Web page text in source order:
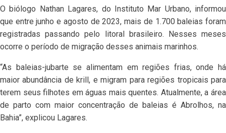
O biólogo Nathan Lagares, do Instituto Mar Urbano, informou
que entre junho e agosto de 2023, mais de 1.700 baleias foram
registradas passando pelo litoral brasileiro. Nesses meses
ocorre o período de migração desses animais marinhos.
“As baleias-jubarte se alimentam em regiões frias, onde há
maior abundância de krill, e migram para regiões tropicais para
terem seus filhotes em águas mais quentes. Atualmente, a área
de parto com maior concentração de baleias é Abrolhos, na
Bahia”, explicou Lagares.